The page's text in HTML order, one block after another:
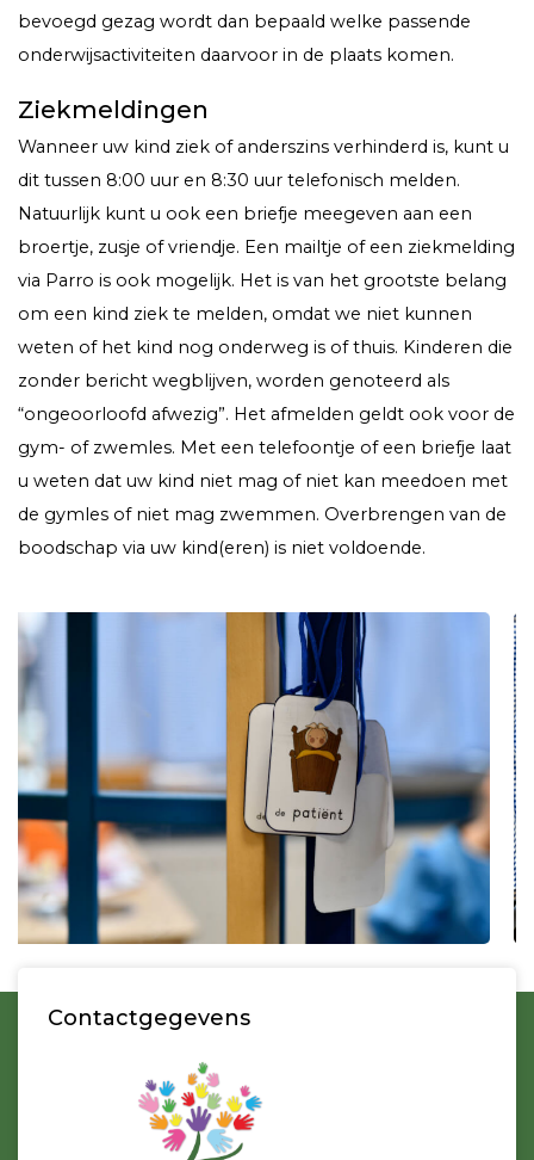
bevoegd gezag wordt dan be­paald welke passende
onderwijsactiviteiten daarvoor in de plaats komen.
Ziekmeldingen
Wanneer uw kind ziek of anderszins verhinderd is, kunt u
dit tussen 8:00 uur en 8:30 uur telefonisch melden.
Natuurlijk kunt u ook een briefje meegeven aan een
broertje, zusje of vriendje. Een mailtje of een ziekmelding
via Parro is ook mogelijk. Het is van het grootste belang
om een kind ziek te melden, omdat we niet kunnen
weten of het kind nog onderweg is of thuis. Kinderen die
zonder bericht wegblijven, worden genoteerd als
“ongeoorloofd afwezig”. Het afmelden geldt ook voor de
gym- of zwemles. Met een telefoontje of een briefje laat
u weten dat uw kind niet mag of niet kan meedoen met
de gymles of niet mag zwemmen. Overbrengen van de
boodschap via uw kind(eren) is niet voldoende.
Contactgegevens